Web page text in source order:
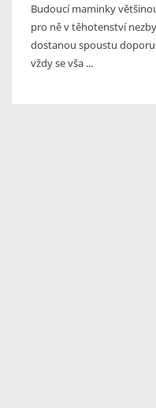
Budoucí maminky
pro ně v těhotenství
dostanou spoustu
vždy se vša ...